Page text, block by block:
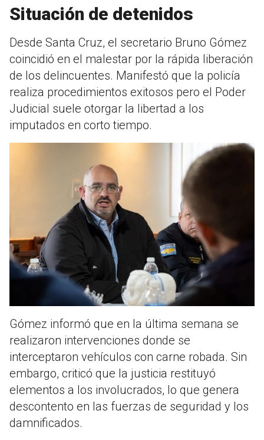
Situación de detenidos
Desde Santa Cruz, el secretario Bruno Gómez
coincidió en el malestar por la rápida liberación
de los delincuentes. Manifestó que la policía
realiza procedimientos exitosos pero el Poder
Judicial suele otorgar la libertad a los
imputados en corto tiempo.
Gómez informó que en la última semana se
realizaron intervenciones donde se
interceptaron vehículos con carne robada. Sin
embargo, criticó que la justicia restituyó
elementos a los involucrados, lo que genera
descontento en las fuerzas de seguridad y los
damnificados.